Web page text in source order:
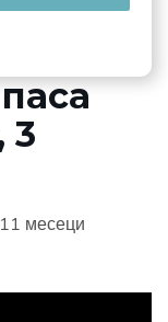
3
месеци